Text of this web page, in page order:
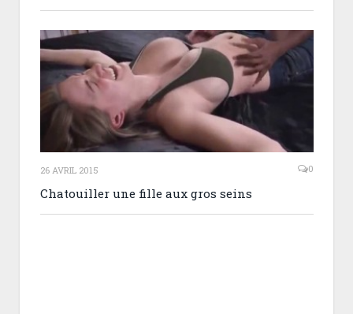
26 AVRIL 2015 0
Chatouiller une fille aux gros seins